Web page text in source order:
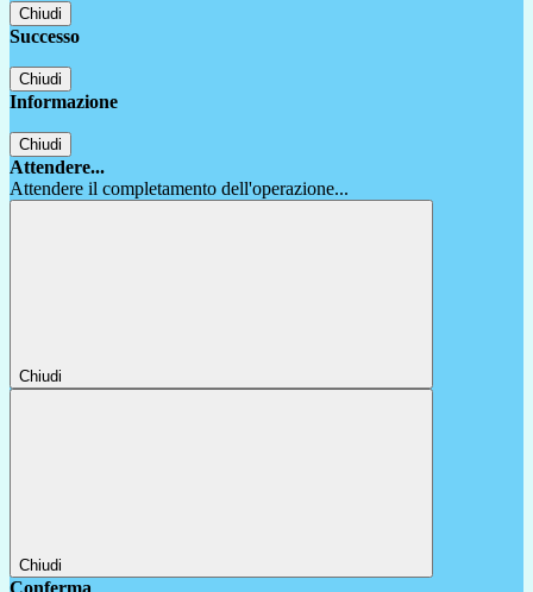
Chiudi
Successo
Chiudi
Informazione
Chiudi
Attendere...
Attendere il completamento dell'operazione...
Chiudi
Chiudi